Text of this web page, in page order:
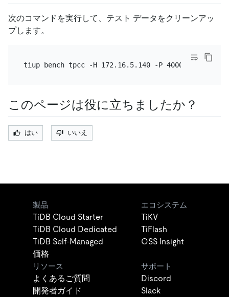
次のコマンドを実行して、テスト データをクリーンアッ
プします。
このページは役に立ちましたか？
はい いいえ
製品
TiDB Cloud Starter
TiDB Cloud Dedicated
TiDB Self-Managed
価格
エコシステム
TiKV
TiFlash
OSS Insight
リソース
よくあるご質問
開発者ガイド
サポート
Discord
Slack